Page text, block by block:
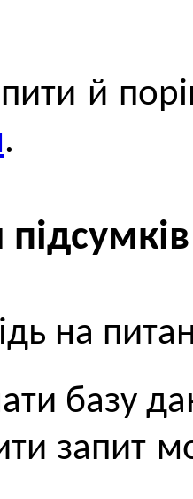
й
.
на
базу
запит